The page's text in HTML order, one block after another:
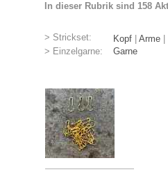
In dieser Rubrik sind 158
> Strickset: Kopf Arme
> Einzelgarne:
Garne